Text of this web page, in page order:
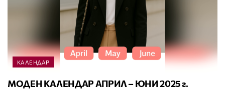
КАЛЕНДАР
МОДЕН КАЛЕНДАР АПРИЛ – ЮНИ 2025 г.